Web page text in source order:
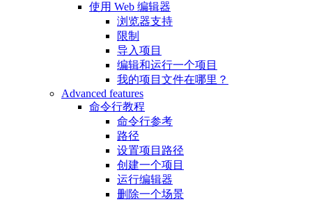
使用 Web 编辑器
浏览器支持
限制
导入项目
编辑和运行一个项目
我的项目文件在哪里？
Advanced features
命令行教程
命令行参考
路径
设置项目路径
创建一个项目
运行编辑器
删除一个场景